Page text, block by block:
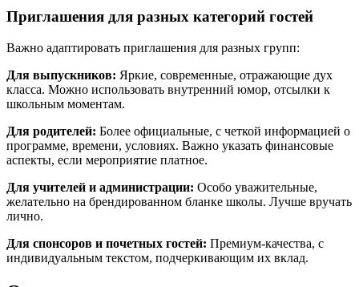
Приглашения для разных категорий гостей
Важно адаптировать приглашения для разных групп:
Для выпускников: Яркие, современные, отражающие дух
класса. Можно использовать внутренний юмор, отсылки к
школьным моментам.
Для родителей: Более официальные, с четкой информацией о
программе, времени, условиях. Важно указать финансовые
аспекты, если мероприятие платное.
Для учителей и администрации: Особо уважительные,
желательно на брендированном бланке школы. Лучше вручать
лично.
Для спонсоров и почетных гостей: Премиум-качества, с
индивидуальным текстом, подчеркивающим их вклад.